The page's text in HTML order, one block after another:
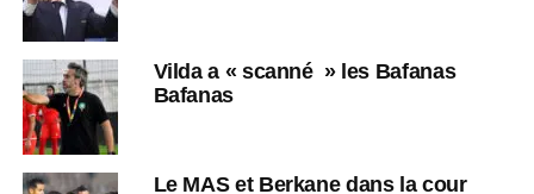
Vilda a « scanné » les Bafanas
Bafanas
Le MAS et Berkane dans la cour